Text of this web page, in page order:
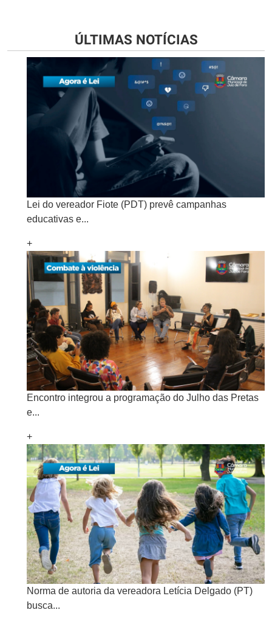
ÚLTIMAS NOTÍCIAS
Lei do vereador Fiote (PDT) prevê campanhas
educativas e...
+
Encontro integrou a programação do Julho das Pretas
e...
+
Norma de autoria da vereadora Letícia Delgado (PT)
busca...